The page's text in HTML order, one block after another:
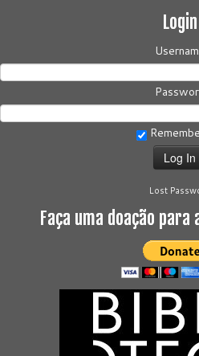
Login
Lost
Faça uma doação para